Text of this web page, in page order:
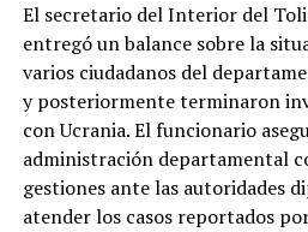
El secretario del Interior del
entregó un balance sobre la
varios ciudadanos del
y posteriormente terminaron
con Ucrania. El funcionario
administración departamental
gestiones ante las autoridades
atender los casos reportados